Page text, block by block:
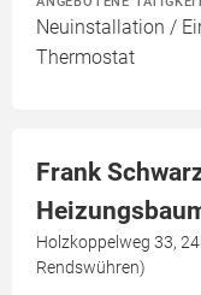
Neuinstallation /
Thermostat
Frank
Holzkoppelweg 33,
Rendswühren)